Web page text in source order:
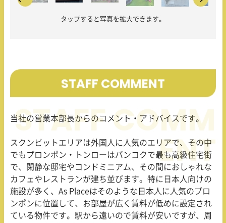
タップすると写真を拡大できます。
STAFF COMMENT
当社の営業本部長からのコメント・アドバイスです。
スクンビットエリアは外国人に人気のエリアで、その中
でもプロンポン・トンローはバンコクで最も高級住宅街
で、閑静な邸宅やコンドミニアム、その間におしゃれな
カフェやレストランが建ち並びます。特に日本人向けの
施設が多く、 As Placeはそのような日本人に人気のプロ
ンポンに位置して、お部屋が広く賃料が低めに設定され
ている物件です。駅から遠いので賃料が安いですが、周